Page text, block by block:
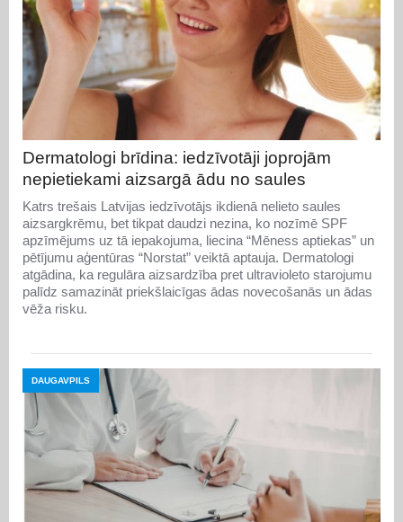
Dermatologi brīdina: iedzīvotāji joprojām
nepietiekami aizsargā ādu no saules
Katrs trešais Latvijas iedzīvotājs ikdienā nelieto saules
aizsargkrēmu, bet tikpat daudzi nezina, ko nozīmē SPF
apzīmējums uz tā iepakojuma, liecina “Mēness aptiekas” un
pētījumu aģentūras “Norstat” veiktā aptauja. Dermatologi
atgādina, ka regulāra aizsardzība pret ultravioleto starojumu
palīdz samazināt priekšlaicīgas ādas novecošanās un ādas
vēža risku.
DAUGAVPILS